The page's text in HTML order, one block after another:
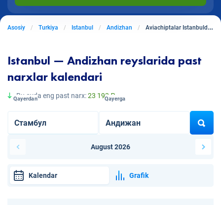
Asosiy Turkiya Istanbul Andizhan Aviachiptalar Istanbuldan Andizhanga
Istanbul — Andizhan reyslarida past
narxlar kalendari
Bu oyda eng past narx:23 193 ₽
Qayerdan Qayerga
August 2026
Kalendar Grafik